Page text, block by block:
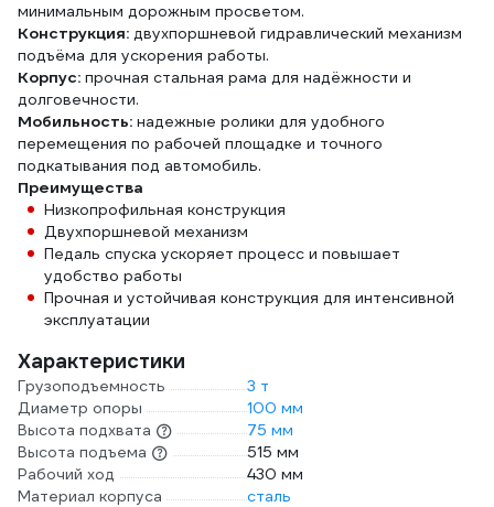
минимальным дорожным просветом.
Конструкция: двухпоршневой гидравлический механизм
подъёма для ускорения работы.
Корпус: прочная стальная рама для надёжности и
долговечности.
Мобильность: надежные ролики для удобного
перемещения по рабочей площадке и точного
подкатывания под автомобиль.
Преимущества
Низкопрофильная конструкция
Двухпоршневой механизм
Педаль спуска ускоряет процесс и повышает
удобство работы
Прочная и устойчивая конструкция для интенсивной
эксплуатации
Характеристики
Грузоподъемность
3 т
Диаметр опоры
100 мм
Высота подхвата
75 мм
Высота подъема
515 мм
Рабочий ход
430 мм
Материал корпуса
сталь